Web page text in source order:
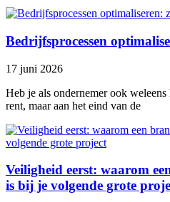
Bedrijfsprocessen
17 juni 2026
Heb je als ondernemer ook
rent, maar aan het eind van de
Veiligheid eerst: waarom
is bij je volgende grote